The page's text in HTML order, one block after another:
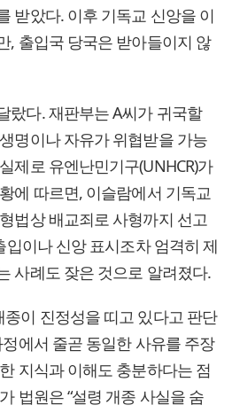
받았다. 이후 기독교 신앙을 이
, 출입국 당국은 받아들이지 않
랐다. 재판부는 A씨가 귀국할
명이나 자유가 위협받을 가능
제로 유엔난민기구(UNHCR)가
에 따르면, 이슬람에서 기독교
법상 배교죄로 사형까지 선고
입이나 신앙 표시조차 엄격히 제
사례도 잦은 것으로 알려졌다.
이 진정성을 띠고 있다고 판단
에서 줄곧 동일한 사유를 주장
지식과 이해도 충분하다는 점
법원은 “설령 개종 사실을 숨